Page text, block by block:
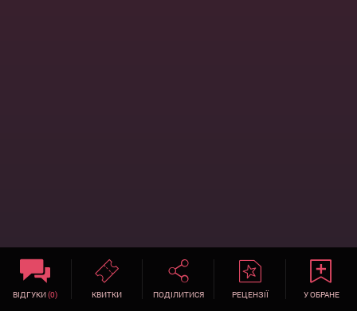
ВІДГУКИ(0) КВИТКИ ПОДІЛИТИСЯ РЕЦЕНЗІЇ У ОБРАНЕ